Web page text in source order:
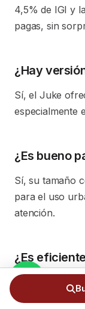
4,5% de IGI y
pagas, sin
¿Hay
Sí, el Juke
especialmente
¿Es bueno
Sí, su tamaño
para el uso
atención.
¿Es
Sí,
consumos muy